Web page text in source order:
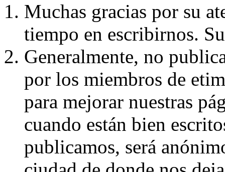
Muchas gracias por su
tiempo en escribirnos.
Generalmente, no
por los miembros de
para mejorar nuestras
cuando están bien
publicamos, será